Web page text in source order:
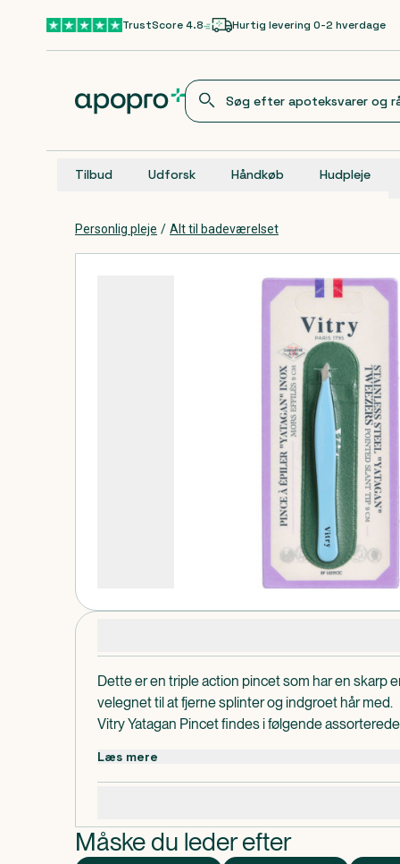
Gå til hovedindholdTrustScore 4.8 Hurtig levering 0-2 hverdage
Tilbud Udforsk Håndkøb Hudpleje
Personlig pleje / Alt til badeværelset
Dette er en triple action pincet som har en skarp
velegnet til at fjerne splinter og indgroet hår med.
Vitry Yatagan Pincet findes i følgende assorterede
Læs mere
Måske du leder efter